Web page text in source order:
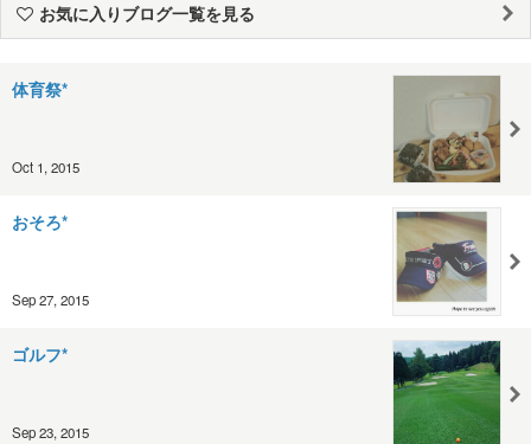
お気に入りブログ一覧を見る
体育祭*
Oct 1, 2015
おそろ*
Sep 27, 2015
ゴルフ*
Sep 23, 2015